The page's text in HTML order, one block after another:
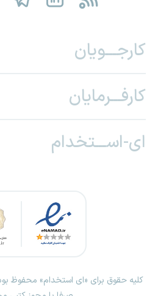
کارجـــویان
کارفـــرمایان
ای-اســـتخدام
کلیه حقوق برای «ای استخدام» محفوظ